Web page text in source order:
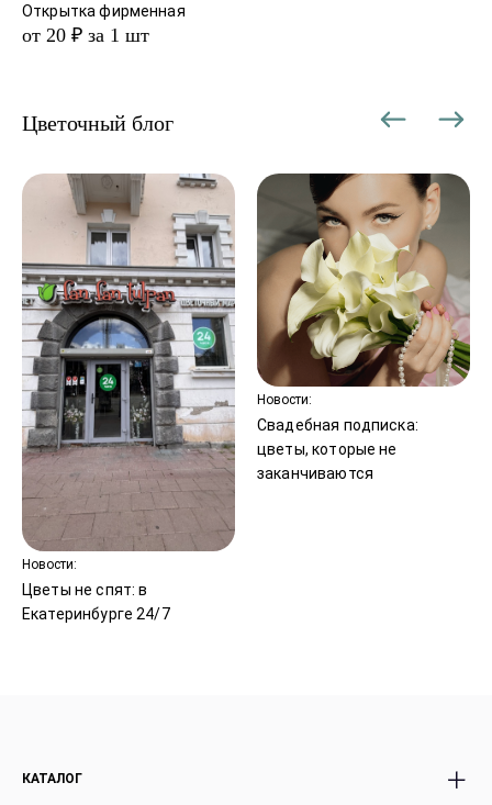
Открытка фирменная
от 20 ₽ за 1 шт
Новости:
Цветы не спят: в
Екатеринбурге 24/7
Новости:
Свадебная подписка:
цветы, которые не
заканчиваются
Цветочный блог
КАТАЛОГ